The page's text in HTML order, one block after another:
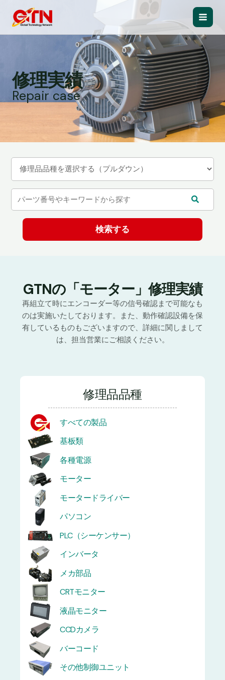
Main
修理実績
Repair case
GTNの「モーター」修理実績
再組立て時にエンコーダー等の信号確認まで可能なも
のは実施いたしております。また、動作確認設備を保
有しているものもございますので、詳細に関しまして
は、担当営業にご相談ください。
修理品品種
すべての製品
基板類
各種電源
モーター
モータードライバー
パソコン
PLC（シーケンサー）
インバータ
メカ部品
CRTモニター
液晶モニター
CCDカメラ
バーコード
その他制御ユニット